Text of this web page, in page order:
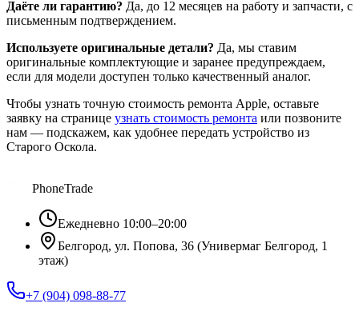
Даёте ли гарантию? Да, до 12 месяцев на работу и запчасти, с
письменным подтверждением.
Используете оригинальные детали? Да, мы ставим
оригинальные комплектующие и заранее предупреждаем,
если для модели доступен только качественный аналог.
Чтобы узнать точную стоимость ремонта Apple, оставьте
заявку на странице узнать стоимость ремонта или позвоните
нам — подскажем, как удобнее передать устройство из
Старого Оскола.
PhoneTrade
Ежедневно 10:00–20:00
Белгород, ул. Попова, 36 (Универмаг Белгород, 1
этаж)
+7 (904) 098-88-77